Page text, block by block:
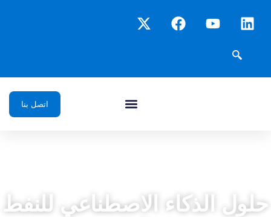
اتصل بنا
حلول الذكاء الاصطناعي للنفط